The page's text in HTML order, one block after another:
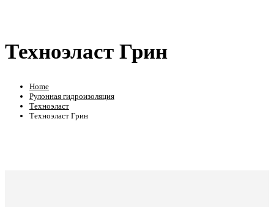
Техноэласт Грин
Home
Рулонная гидроизоляция
Техноэласт
Техноэласт Грин